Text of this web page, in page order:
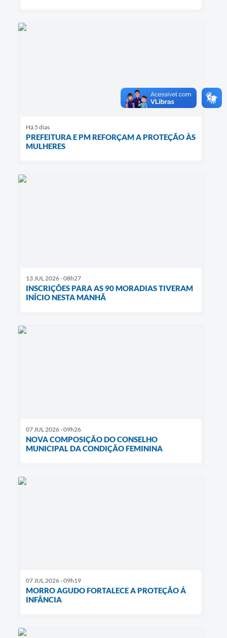
Há 5 dias
PREFEITURA E PM REFORÇAM A PROTEÇÃO ÀS
MULHERES
13 JUL 2026 - 08h27
INSCRIÇÕES PARA AS 90 MORADIAS TIVERAM
INÍCIO NESTA MANHÃ
07 JUL 2026 - 09h26
NOVA COMPOSIÇÃO DO CONSELHO
MUNICIPAL DA CONDIÇÃO FEMININA
07 JUL 2026 - 09h19
MORRO AGUDO FORTALECE A PROTEÇÃO Á
INFÂNCIA